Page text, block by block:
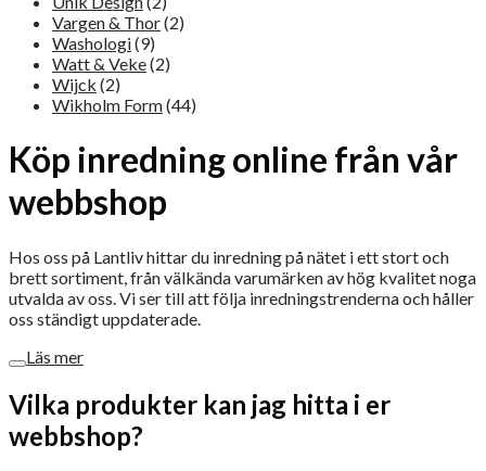
Vargen & Thor(2)
Washologi(9)
Watt & Veke(2)
Wijck (2)
Wikholm Form(44)
Köp inredning online från vår
webbshop
Hos oss på Lantliv hittar du inredning på nätet i ett stort och
brett sortiment, från välkända varumärken av hög kvalitet noga
utvalda av oss. Vi ser till att följa inredningstrenderna och håller
oss ständigt uppdaterade.
Läs mer
Vilka produkter kan jag hitta i er
webbshop?